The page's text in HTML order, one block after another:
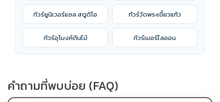
ทัวร์ยูนิเวอร์แซล สตูดิโอ ทัวร์วัดพระเขี้ยวแก้ว
ทัวร์อุโมงค์ต้นไม้ ทัวร์เมอร์ไลออน
คำถามที่พบบ่อย (FAQ)